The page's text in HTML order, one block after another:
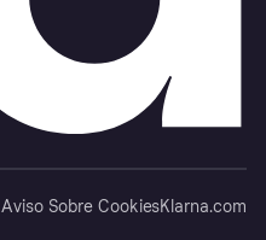
Aviso Sobre CookiesKlarna.com